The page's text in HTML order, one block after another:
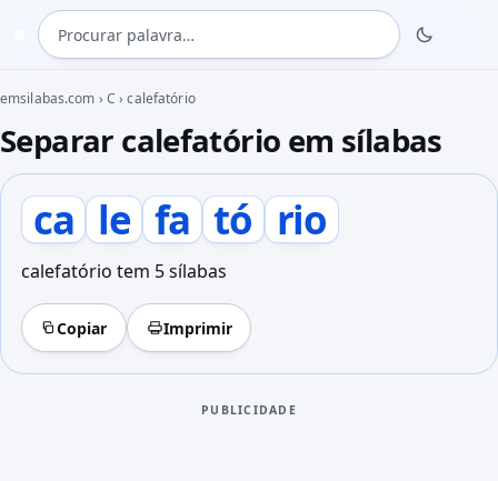
Procurar palavra
emsilabas.com › C ›calefatório
Separar calefatório em sílabas
ca le fa tó rio
calefatório tem 5 sílabas
Copiar Imprimir
PUBLICIDADE